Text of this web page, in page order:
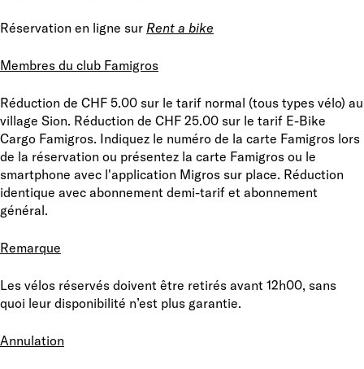
Réservation en ligne sur Rent a bike
Membres du club Famigros
Réduction de CHF 5.00 sur le tarif normal (tous types vélo) au
village Sion. Réduction de CHF 25.00 sur le tarif E-Bike
Cargo Famigros. Indiquez le numéro de la carte Famigros lors
de la réservation ou présentez la carte Famigros ou le
smartphone avec l'application Migros sur place. Réduction
identique avec abonnement demi-tarif et abonnement
général.
Remarque
Les vélos réservés doivent être retirés avant 12h00, sans
quoi leur disponibilité n’est plus garantie.
Annulation